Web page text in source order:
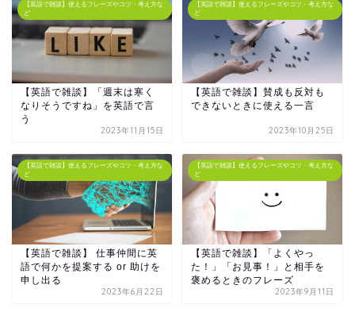
【英語で雑談】使えるフレーズやコツ・考え方な
ど
【英語で雑談】「週末は寒く
なりそうですね」を英語で言
う
2023年11月15日
【英語で雑談】使えるフレーズやコツ・考え方な
ど
【英語で雑談】賛成も反対も
できないときに使える一言
2023年10月25日
【英語で雑談】使えるフレーズやコツ・考え方な
ど
【英語で雑談】 仕事仲間に英
語で何かを提案する or 助けを
申し出る
2023年6月22日
【英語で雑談】使えるフレーズやコツ・考え方な
ど
【英語で雑談】「よくやっ
た！」「お見事！」と相手を
褒めるときのフレーズ
2023年9月11日